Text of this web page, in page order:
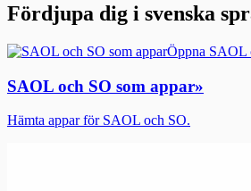
Fördjupa dig i svenska
Öppna SAOL
SAOL och SO som appar»
Hämta appar för SAOL och SO.